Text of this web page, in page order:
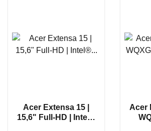
Acer Extensa 15 |
15,6" Full-HD | Intel®
Acer